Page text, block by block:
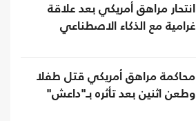
انتحار مراهق أمريكي بعد علاقة
غرامية مع الذكاء الاصطناعي
محاكمة مراهق أمريكي قتل طفلا
وطعن اثنين بعد تأثره بـ"داعش"